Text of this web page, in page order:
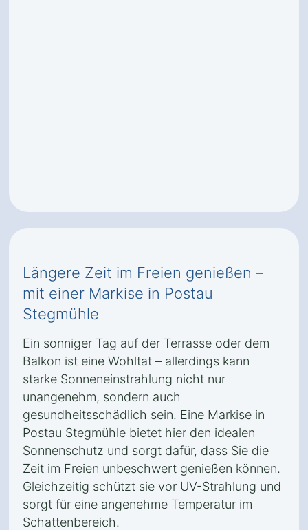
Längere Zeit im Freien genießen –
mit einer Markise in Postau
Stegmühle
Ein sonniger Tag auf der Terrasse oder dem
Balkon ist eine Wohltat – allerdings kann
starke Sonneneinstrahlung nicht nur
unangenehm, sondern auch
gesundheitsschädlich sein. Eine Markise in
Postau Stegmühle bietet hier den idealen
Sonnenschutz und sorgt dafür, dass Sie die
Zeit im Freien unbeschwert genießen können.
Gleichzeitig schützt sie vor UV-Strahlung und
sorgt für eine angenehme Temperatur im
Schattenbereich.